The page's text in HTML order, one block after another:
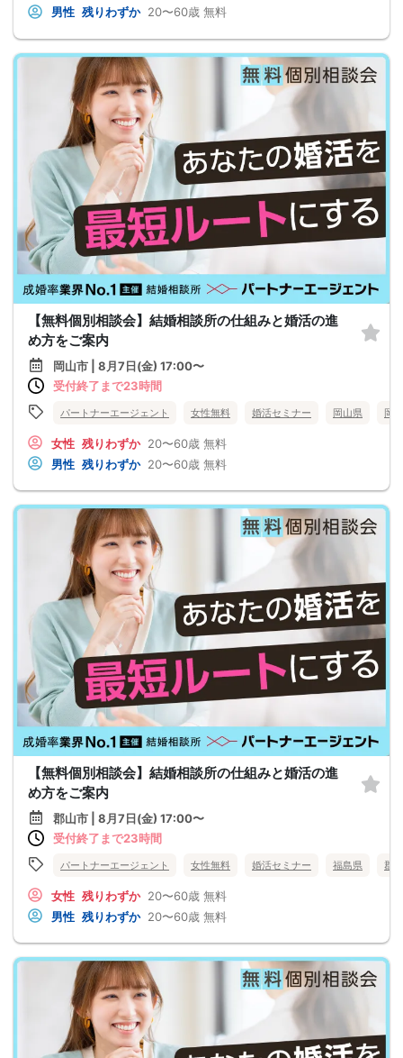
男性 残りわずか 20〜60歳 無料
【無料個別相談会】結婚相談所の仕組みと婚活の進
め方をご案内
岡山市 | 8月7日(金) 17:00〜
受付終了まで23時間
パートナーエージェント 女性無料 婚活セミナー 岡山県 岡
女性 残りわずか 20〜60歳 無料
男性 残りわずか 20〜60歳 無料
【無料個別相談会】結婚相談所の仕組みと婚活の進
め方をご案内
郡山市 | 8月7日(金) 17:00〜
受付終了まで23時間
パートナーエージェント 女性無料 婚活セミナー 福島県 郡
女性 残りわずか 20〜60歳 無料
男性 残りわずか 20〜60歳 無料